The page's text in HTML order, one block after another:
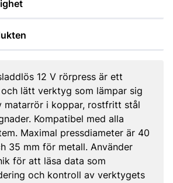
12 V rörpress är ett
lätt verktyg som lämpar sig
matarrör i koppar, rostfritt stål
Kompatibel med alla
Maximal pressdiameter är 40
35 mm för metall. Använder
för att läsa data som
och kontroll av verktygets